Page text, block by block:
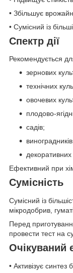
• Збільшує
• Сумісний із
Спектр дії
Рекомендується
зернових
технічних
овочевих
плодово-
садів;
Ефективний при
Сумісність
Сумісний із
мікродобрив,
Перед
провести тест на
Очікуваний
• Активізує синтез